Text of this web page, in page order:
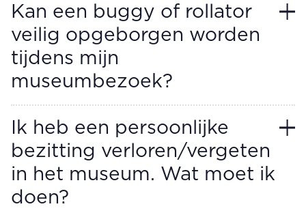
Kan een buggy of rollator
veilig opgeborgen worden
tijdens mijn
museumbezoek?
Ik heb een persoonlijke
bezitting verloren/vergeten
in het museum. Wat moet ik
doen?